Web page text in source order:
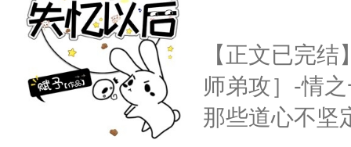
名蛇蛇，跟
不知道，那
头，魔尊墨宴
宴：柳折枝你
【正文已完
师弟攻］-情
那些道心不坚